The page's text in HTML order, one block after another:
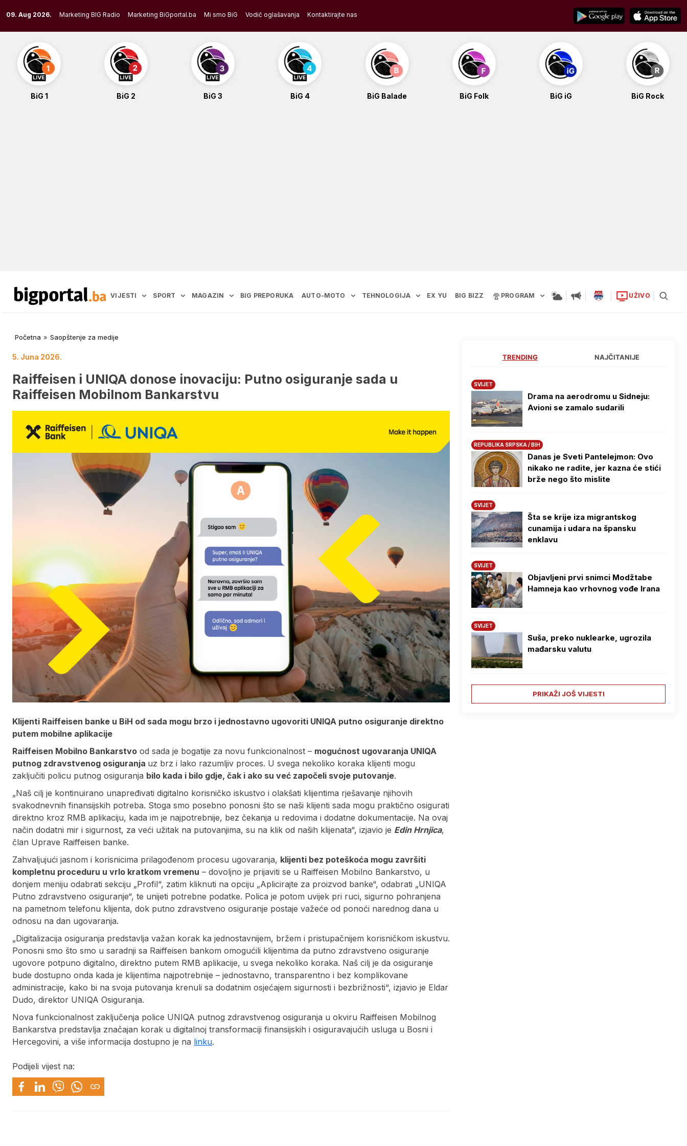
to
content
09. Aug 2026. Marketing BIG Radio Marketing BiGportal.ba Mi smo BiG Vodič oglašavanja Kontaktirajte nas
BiG 1 BiG 2 BiG 3 BiG 4 BiG Balade BiG Folk BiG iG BiG Rock
VIJESTI SPORT MAGAZIN BIG PREPORUKA AUTO-MOTO TEHNOLOGIJA EX YU BIG BIZZ PROGRAM UŽIVO
Početna » Saopštenje za medije
5. Juna 2026.
Raiffeisen i UNIQA donose inovaciju: Putno osiguranje sada u
Raiffeisen Mobilnom Bankarstvu
Klijenti Raiffeisen banke u BiH od sada mogu brzo i jednostavno ugovoriti UNIQA putno osiguranje direktno
putem mobilne aplikacije
Raiffeisen Mobilno Bankarstvo od sada je bogatije za novu funkcionalnost – mogućnost ugovaranja UNIQA
putnog zdravstvenog osiguranja uz brz i lako razumljiv proces. U svega nekoliko koraka klijenti mogu
zaključiti policu putnog osiguranja bilo kada i bilo gdje, čak i ako su već započeli svoje putovanje.
„Naš cilj je kontinuirano unapređivati digitalno korisničko iskustvo i olakšati klijentima rješavanje njihovih
svakodnevnih finansijskih potreba. Stoga smo posebno ponosni što se naši klijenti sada mogu praktično osigurati
direktno kroz RMB aplikaciju, kada im je najpotrebnije, bez čekanja u redovima i dodatne dokumentacije. Na ovaj
način dodatni mir i sigurnost, za veći užitak na putovanjima, su na klik od naših klijenata“, izjavio je Edin Hrnjica,
član Uprave Raiffeisen banke.
Zahvaljujući jasnom i korisnicima prilagođenom procesu ugovaranja, klijenti bez poteškoća mogu završiti
kompletnu proceduru u vrlo kratkom vremenu – dovoljno je prijaviti se u Raiffeisen Mobilno Bankarstvo, u
donjem meniju odabrati sekciju „Profil“, zatim kliknuti na opciju „Aplicirajte za proizvod banke“, odabrati „UNIQA
Putno zdravstveno osiguranje“, te unijeti potrebne podatke. Polica je potom uvijek pri ruci, sigurno pohranjena
na pametnom telefonu klijenta, dok putno zdravstveno osiguranje postaje važeće od ponoći narednog dana u
odnosu na dan ugovaranja.
„Digitalizacija osiguranja predstavlja važan korak ka jednostavnijem, bržem i pristupačnijem korisničkom iskustvu.
Ponosni smo što smo u saradnji sa Raiffeisen bankom omogućili klijentima da putno zdravstveno osiguranje
ugovore potpuno digitalno, direktno putem RMB aplikacije, u svega nekoliko koraka. Naš cilj je da osiguranje
bude dostupno onda kada je klijentima najpotrebnije – jednostavno, transparentno i bez komplikovane
administracije, kako bi na svoja putovanja krenuli sa dodatnim osjećajem sigurnosti i bezbrižnosti“, izjavio je Eldar
Dudo, direktor UNIQA Osiguranja.
Nova funkcionalnost zaključenja police UNIQA putnog zdravstvenog osiguranja u okviru Raiffeisen Mobilnog
Bankarstva predstavlja značajan korak u digitalnoj transformaciji finansijskih i osiguravajućih usluga u Bosni i
Hercegovini, a više informacija dostupno je na linku.
Podijeli vijest na:
TRENDING NAJČITANIJE
SVIJET
Drama na aerodromu u Sidneju:
Avioni se zamalo sudarili
REPUBLIKA SRPSKA / BIH
Danas je Sveti Pantelejmon: Ovo
nikako ne radite, jer kazna će stići
brže nego što mislite
SVIJET
Šta se krije iza migrantskog
cunamija i udara na špansku
enklavu
SVIJET
Objavljeni prvi snimci Modžtabe
Hamneja kao vrhovnog vođe Irana
SVIJET
Suša, preko nuklearke, ugrozila
mađarsku valutu
PRIKAŽI JOŠ VIJESTI